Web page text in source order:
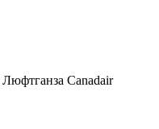
Люфтганза Canadair